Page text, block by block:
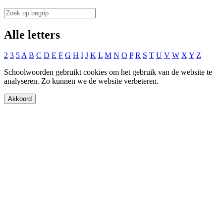
Alle letters
2 3 5A B C D E F G H I J K L M N O P R S T U V W XY Z
Schoolwoorden gebruikt cookies om het gebruik van de website te
analyseren. Zo kunnen we de website verbeteren.
Akkoord